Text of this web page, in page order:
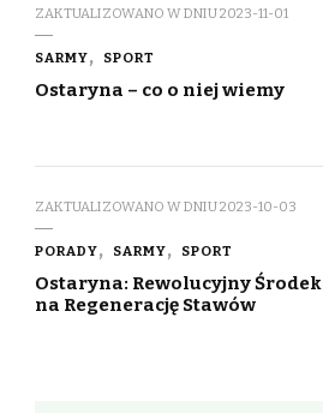
ZAKTUALIZOWANO W DNIU2023-11-01
SARMY SPORT
Ostaryna – co o niej wiemy
ZAKTUALIZOWANO W DNIU2023-10-03
PORADY SARMY SPORT
Ostaryna: Rewolucyjny Środek
na Regenerację Stawów